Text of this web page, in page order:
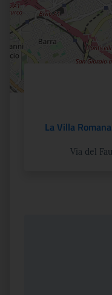
La Villa
Via del